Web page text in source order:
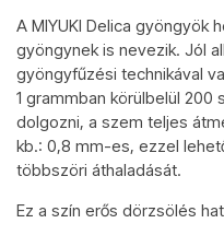
A MIYUKI Delica gyöngyök
gyöngynek is nevezik. Jól
gyöngyfűzési technikával
1 grammban körülbelül 200
dolgozni, a szem teljes
kb.: 0,8 mm-es, ezzel
többszöri áthaladását.
Ez a szín erős dörzsölés